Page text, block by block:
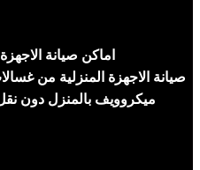
اماكن صيانة
صيانة الاجهزة المنزلية من
ميكروويف بالمنزل دون